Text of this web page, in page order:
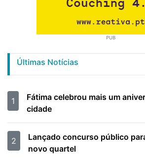
PUB
Últimas Notícias
1
Fátima celebrou mais um
cidade
2
Lançado concurso público
novo quartel